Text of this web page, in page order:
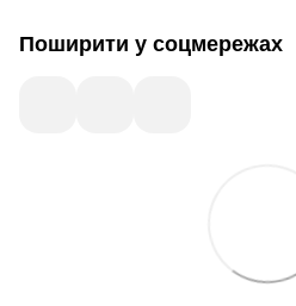
Поширити у соцмережах